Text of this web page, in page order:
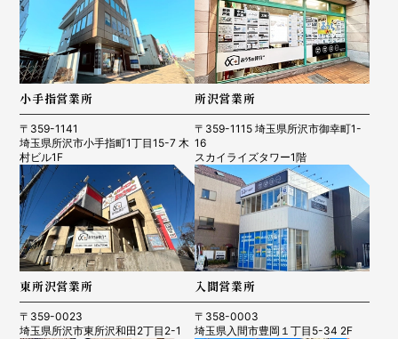
小手指営業所
〒359-1141
埼玉県所沢市小手指町1丁目15-7 木
村ビル1F
所沢営業所
〒359-1115 埼玉県所沢市御幸町1-
16
スカイライズタワー1階
東所沢営業所
〒359-0023
埼玉県所沢市東所沢和田2丁目2-1
入間営業所
〒358-0003
埼玉県入間市豊岡１丁目5-34 2F